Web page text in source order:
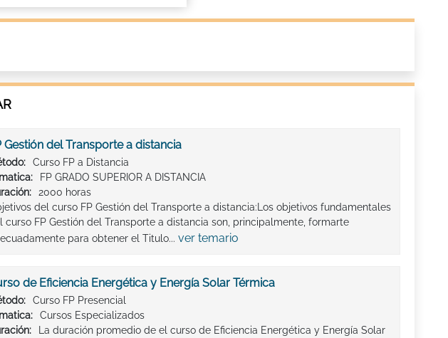
Gestión del Transporte a distancia
Curso FP a Distancia
FP GRADO SUPERIOR A DISTANCIA
2000 horas
del curso FP Gestión del Transporte a distancia:Los objetivos fundamentales
curso FP Gestión del Transporte a distancia son, principalmente, formarte
para obtener el Titulo... ver temario
de Eficiencia Energética y Energía Solar Térmica
Curso FP Presencial
Cursos Especializados
La duración promedio de el curso de Eficiencia Energética y Energía Solar